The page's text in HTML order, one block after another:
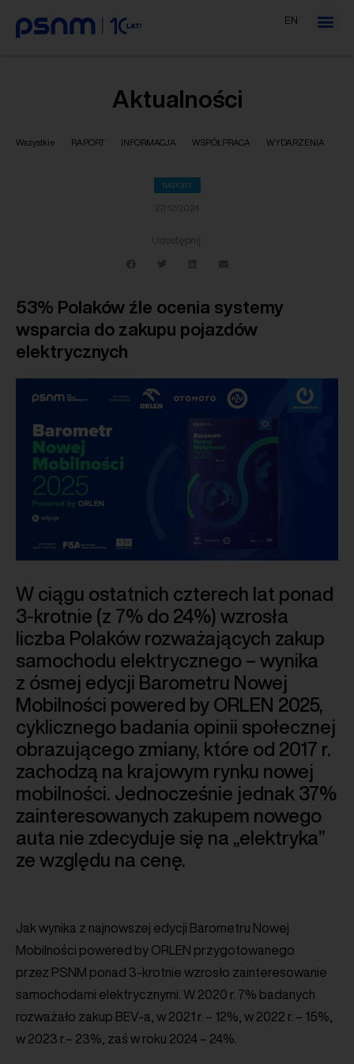
EN
Aktualności
Wszystkie RAPORT INFORMACJA WSPÓŁPRACA WYDARZENIA
RAPORT
27/12/2024
Udostępnij:
53% Polaków źle ocenia systemy
wsparcia do zakupu pojazdów
elektrycznych
W ciągu ostatnich czterech lat ponad
3-krotnie (z 7% do 24%) wzrosła
liczba Polaków rozważających zakup
samochodu elektrycznego – wynika
z ósmej edycji Barometru Nowej
Mobilności powered by ORLEN 2025,
cyklicznego badania opinii społecznej
obrazującego zmiany, które od 2017 r.
zachodzą na krajowym rynku nowej
mobilności. Jednocześnie jednak 37%
zainteresowanych zakupem nowego
auta nie zdecyduje się na „elektryka”
ze względu na cenę.
Jak wynika z najnowszej edycji Barometru Nowej
Mobilności powered by ORLEN przygotowanego
przez PSNM ponad 3-krotnie wzrosło zainteresowanie
samochodami elektrycznymi. W 2020 r. 7% badanych
rozważało zakup BEV-a, w 2021 r. – 12%, w 2022 r. – 15%,
w 2023 r.– 23%, zaś w roku 2024 – 24%.